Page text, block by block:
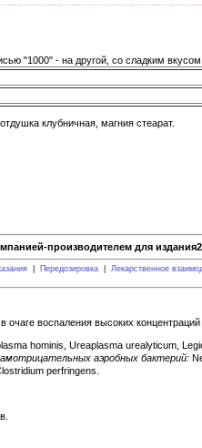
"1000" - на другой, со сладким вкусом
клубничная, магния стеарат.
производителем для
Передозировка Лекарственное
воспаления высоких концентраций
hominis, Ureaplasma urealyticum,
аэробных бактерий:
perfringens.